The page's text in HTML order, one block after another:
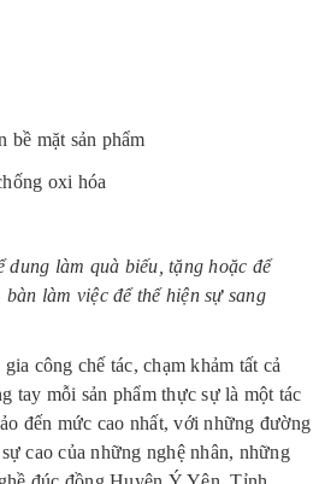
bề mặt sản phẩm
oxi hóa
dung làm quà biếu, tặng hoặc để
làm việc để thể hiện sự sang
công chế tác, chạm khảm tất cả
tay mỗi sản phẩm thực sự là một tác
đến mức cao nhất, với những đường
cao của những nghệ nhân, những